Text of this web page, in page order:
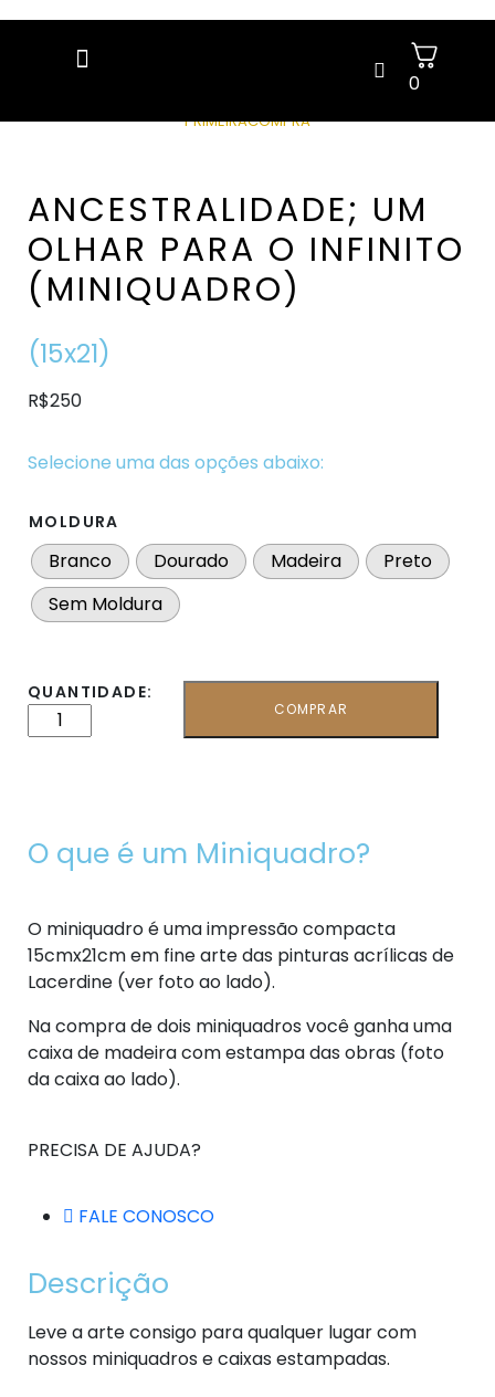
PRIMEIRACOMPRA
0
ANCESTRALIDADE; UM
OLHAR PARA O INFINITO
(MINIQUADRO)
(15x21)
R$250
Selecione uma das opções abaixo:
MOLDURA
Branco Dourado Madeira
Preto
Sem Moldura
QUANTIDADE:
COMPRAR
O que é um Miniquadro?
O miniquadro é uma impressão compacta
15cmx21cm em fine arte das pinturas acrílicas de
Lacerdine (ver foto ao lado).
Na compra de dois miniquadros você ganha uma
caixa de madeira com estampa das obras (foto
da caixa ao lado).
PRECISA DE AJUDA?
FALE CONOSCO
Descrição
Leve a arte consigo para qualquer lugar com
nossos miniquadros e caixas estampadas.